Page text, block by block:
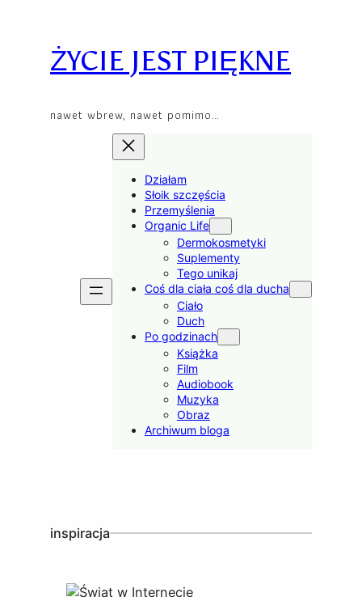
contentŻYCIE JEST PIĘKNE
nawet wbrew, nawet pomimo…
Działam
Słoik szczęścia
Przemyślenia
Organic Life
Dermokosmetyki
Suplementy
Tego unikaj
Coś dla ciała coś dla ducha
Ciało
Duch
Po godzinach
Książka
Film
Audiobook
Muzyka
Obraz
Archiwum bloga
inspiracja